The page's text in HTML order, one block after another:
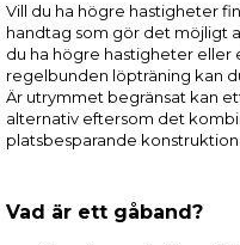
Vill du ha högre hastigheter
handtag som gör det möjligt
du ha högre hastigheter
regelbunden löpträning kan
Är utrymmet begränsat kan
alternativ eftersom det
platsbesparande konstruktion.
Vad är ett gåband?